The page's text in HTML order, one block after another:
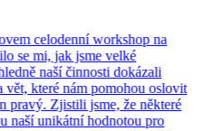
celodenní workshop na
se mi, jak jsme velké
naší činnosti dokázali
které nám pomohou oslovit
pravý. Zjistili jsme, že některé
naší unikátní hodnotou pro